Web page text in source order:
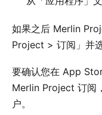
如果之后 Merlin
Project > 订阅」并
要确认您在 App
Merlin Project 订阅
户。